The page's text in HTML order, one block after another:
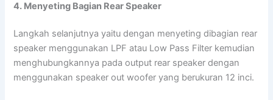
4. Menyeting Bagian Rear Speaker
Langkah selanjutnya yaitu dengan menyeting dibagian rear
speaker menggunakan LPF atau Low Pass Filter kemudian
menghubungkannya pada output rear speaker dengan
menggunakan speaker out woofer yang berukuran 12 inci.